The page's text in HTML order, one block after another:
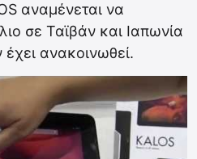
αναμένεται να
σε Ταϊβάν και Ιαπωνία
ανακοινωθεί.